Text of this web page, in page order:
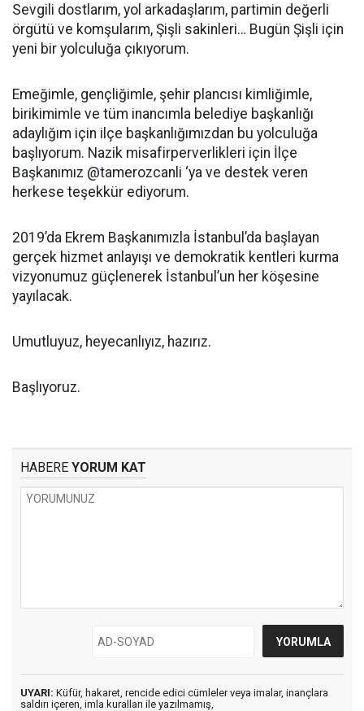
Sevgili dostlarım, yol arkadaşlarım, partimin değerli
örgütü ve komşularım, Şişli sakinleri… Bugün Şişli için
yeni bir yolculuğa çıkıyorum.
Emeğimle, gençliğimle, şehir plancısı kimliğimle,
birikimimle ve tüm inancımla belediye başkanlığı
adaylığım için ilçe başkanlığımızdan bu yolculuğa
başlıyorum. Nazik misafirperverlikleri için İlçe
Başkanımız @tamerozcanli ‘ya ve destek veren
herkese teşekkür ediyorum.
2019’da Ekrem Başkanımızla İstanbul’da başlayan
gerçek hizmet anlayışı ve demokratik kentleri kurma
vizyonumuz güçlenerek İstanbul’un her köşesine
yayılacak.
Umutluyuz, heyecanlıyız, hazırız.
Başlıyoruz.
HABERE YORUM KAT
UYARI: Küfür, hakaret, rencide edici cümleler veya imalar, inançlara
saldırı içeren, imla kuralları ile yazılmamış,